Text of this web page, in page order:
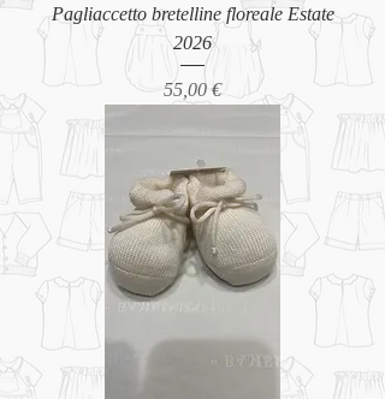
Pagliaccetto bretelline floreale Estate
2026
Prezzo
55,00 €